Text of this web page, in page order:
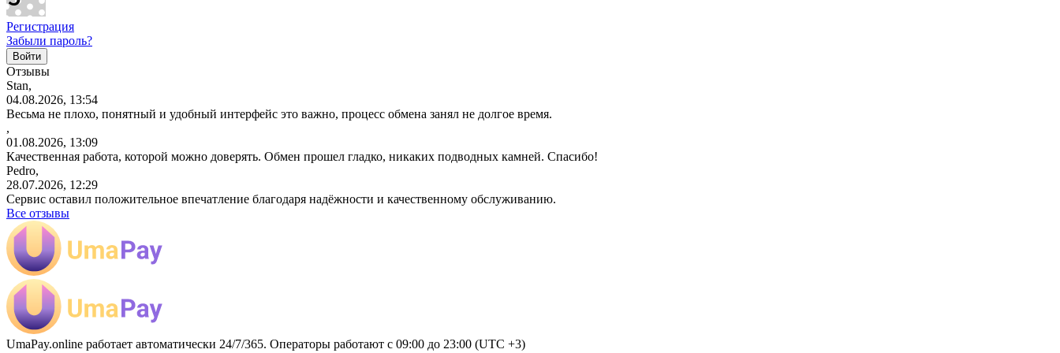
Регистрация
Забыли пароль?
Отзывы
Stan,
04.08.2026, 13:54
Весьма не плохо, понятный и удобный интерфейс это важно, процесс обмена занял не долгое время.
,
01.08.2026, 13:09
Качественная работа, которой можно доверять. Обмен прошел гладко, никаких подводных камней. Спасибо!
Pedro,
28.07.2026, 12:29
Сервис оставил положительное впечатление благодаря надёжности и качественному обслуживанию.
Все отзывы
UmaPay.online работает автоматически 24/7/365. Операторы работают с 09:00 до 23:00 (UTC +3)